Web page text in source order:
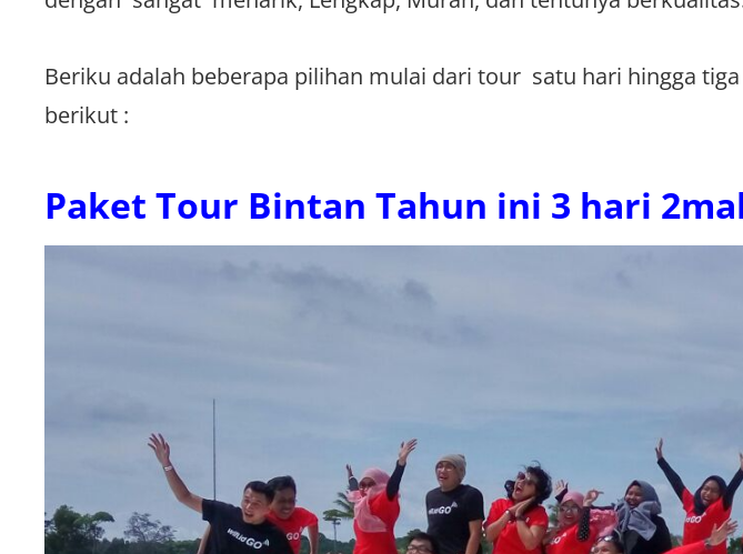
Beriku adalah beberapa pilihan mulai dari tour satu hari hingga
berikut :
Paket Tour Bintan Tahun ini 3 hari